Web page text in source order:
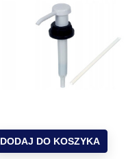
DODAJ DO KOSZYKA